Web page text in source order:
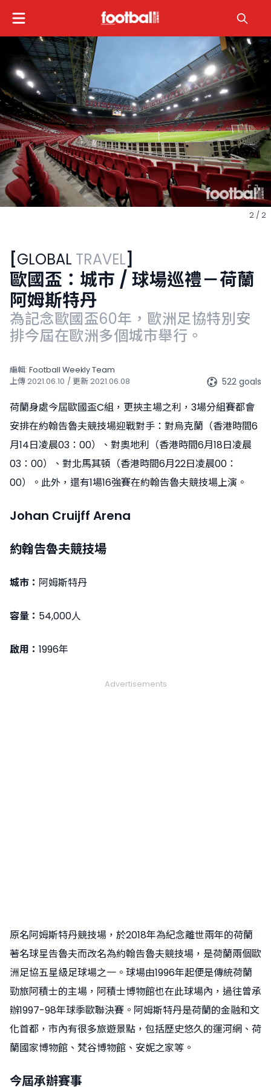
GLOBAL TRAVEL
歐國盃：城市 / 球場巡禮－荷蘭
阿姆斯特丹
為記念歐國盃60年，歐洲足協特別安
排今屆在歐洲多個城市舉行。
編輯: Football Weekly Team
上傳2021.06.10 / 更新2021.06.08 522 goals
荷蘭身處今屆歐國盃C組，更挾主場之利，3場分組賽都會
安排在約翰告魯夫競技場迎戰對手：對烏克蘭（香港時間6
月14日凌晨03：00）、對奧地利（香港時間6月18日凌晨
03：00）、對北馬其頓（香港時間6月22日凌晨00：
00）。此外，還有1場16強賽在約翰告魯夫競技場上演。
Johan Cruijff Arena
約翰告魯夫競技場
城市： 阿姆斯特丹
容量： 54,000人
啟用： 1996年
Advertisements
原名阿姆斯特丹競技場，於2018年為紀念離世兩年的荷蘭
著名球星告魯夫而改名為約翰告魯夫競技場，是荷蘭兩個歐
洲足協五星級足球場之一。球場由1996年起便是傳統荷蘭
勁旅阿積士的主場，阿積士博物館也在此球場內，過往曾承
辦1997-98年球季歐聯決賽。阿姆斯特丹是荷蘭的金融和文
化首都，市內有很多旅遊景點，包括歷史悠久的運河網、荷
蘭國家博物館、梵谷博物館、安妮之家等。
今屆承辦賽事